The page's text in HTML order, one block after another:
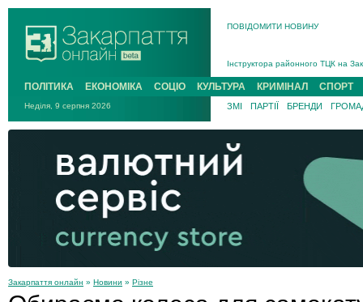
ПОВІДОМИТИ НОВИНУ
Інструктора районного ТЦК на
В Ужгороді попрощаються із
В Ужгороді 5 серпня
Підтвердили загибель
На війні з рф поліг військовий з
На війні загинув 26-річний
ПОЛІТИКА ЕКОНОМІКА СОЦІО КУЛЬТУРА КРИМІНАЛ СПОРТ
Неділя, 9 серпня 2026 ЗМІ ПАРТІЇ БРЕНДИ
Закарпаття онлайн » Новини » Різне